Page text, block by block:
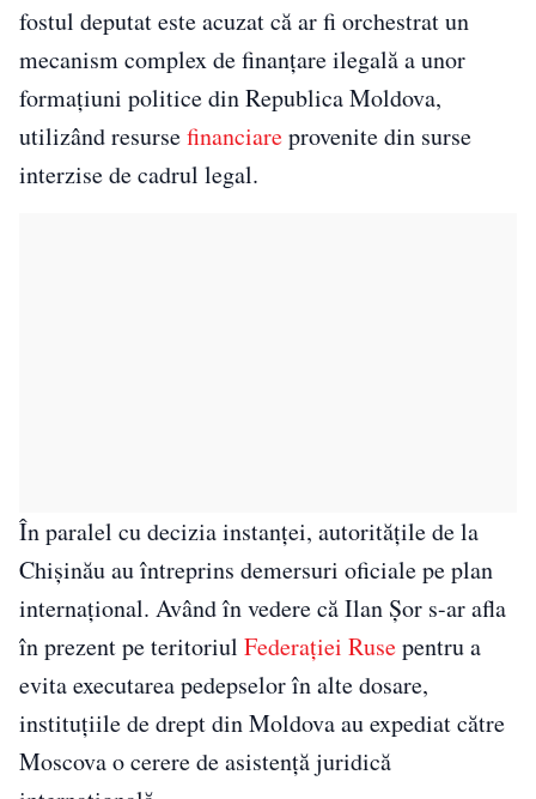
fostul deputat este acuzat că ar fi orchestrat un
mecanism complex de finanțare ilegală a unor
formațiuni politice din Republica Moldova,
utilizând resursefinanciareprovenite din surse
interzise de cadrul legal.
În paralel cu decizia instanței, autoritățile de la
Chișinău au întreprins demersuri oficiale pe plan
internațional. Având în vedere că Ilan Șor s-ar afla
în prezent pe teritoriul Federației Rusepentru a
evita executarea pedepselor în alte dosare,
instituțiile de drept din Moldova au expediat către
Moscova o cerere de asistență juridică